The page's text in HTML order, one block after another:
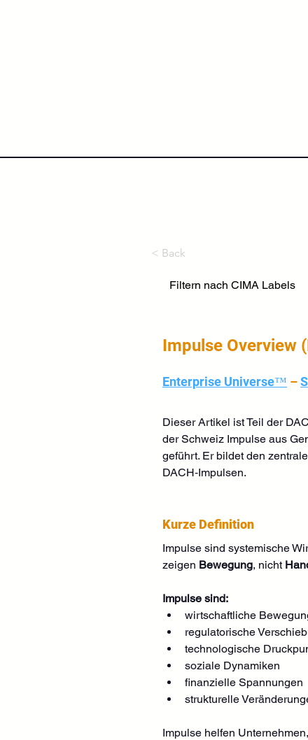
< Back
Filtern nach CIMA Labels
Impulse Overview
Enterprise Universe™ –
Dieser Artikel ist Teil der
der Schweiz Impulse aus
geführt. Er bildet den
DACH‑Impulsen.
Kurze Definition
Impulse sind systemische
zeigen Bewegung, nicht
Impulse sind:
wirtschaftliche
regulatorische
technologische
soziale Dynamiken
finanzielle Spannungen
strukturelle
Impulse helfen Unternehmen,